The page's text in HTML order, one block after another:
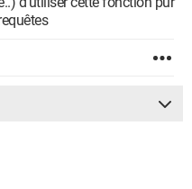
#ffffff;